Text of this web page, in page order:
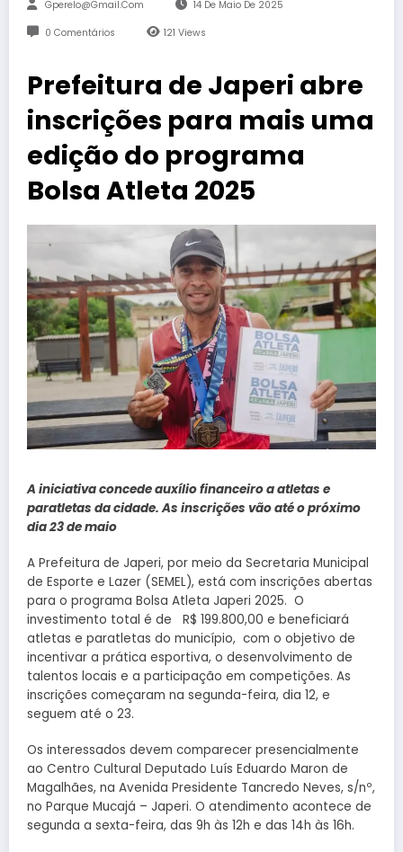
Gperelo@gmail.com 14 De Maio De 2025
0 Comentários 121 Views
Prefeitura de Japeri abre
inscrições para mais uma
edição do programa
Bolsa Atleta 2025
A iniciativa concede auxílio financeiro a atletas e
paratletas da cidade. As inscrições vão até o próximo
dia 23 de maio
A Prefeitura de Japeri, por meio da Secretaria Municipal
de Esporte e Lazer (SEMEL), está com inscrições abertas
para o programa Bolsa Atleta Japeri 2025. O
investimento total é de R$ 199.800,00 e beneficiará
atletas e paratletas do município, com o objetivo de
incentivar a prática esportiva, o desenvolvimento de
talentos locais e a participação em competições. As
inscrições começaram na segunda-feira, dia 12, e
seguem até o 23.
Os interessados devem comparecer presencialmente
ao Centro Cultural Deputado Luís Eduardo Maron de
Magalhães, na Avenida Presidente Tancredo Neves, s/nº,
no Parque Mucajá – Japeri. O atendimento acontece de
segunda a sexta-feira, das 9h às 12h e das 14h às 16h.